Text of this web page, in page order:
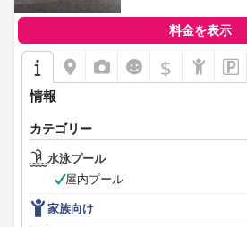
料金を表示
$
情報
カテゴリー
水泳プール
屋内プール
家族向け